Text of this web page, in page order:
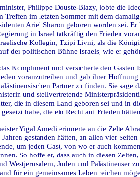
Philippe Douste-Blazy, lobte die
Treffen im letzten Sommer mit dem
Ariel Sharon geboren worden sei. Er
in Israel tatkräftig den Frieden
Kollegin, Tzipi Livni, als die
der politischen Bühne Israels, wie er
Kompliment und versicherte den Gästen
voranzutreiben und gab ihrer Hoffnung
Partner zu finden. Sie sage
und stellvertretende
die in diesem Land geboren sei und in
habe, die ein Recht auf Frieden
Yigal Amedi erinnerte an die Zelte
gestanden hätten, an allen vier
um jeden Gast, von wo er auch
So hoffe er, dass auch in diesen
Westjerusalem, Juden und Palästinenser
für ein gemeinsames Leben reichen